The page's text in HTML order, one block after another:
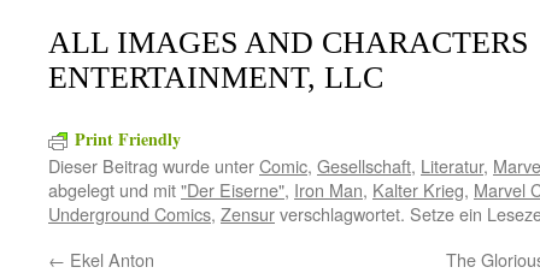
ALL IMAGES AND
ENTERTAINMENT, LLC
Print Friendly
Dieser Beitrag wurde unterComic, Gesellschaft, Literatur,
abgelegt und mit"Der Eiserne", Iron Man, Kalter Krieg, Marvel
Underground Comics, Zensurverschlagwortet. Setze ein
← Ekel Anton The